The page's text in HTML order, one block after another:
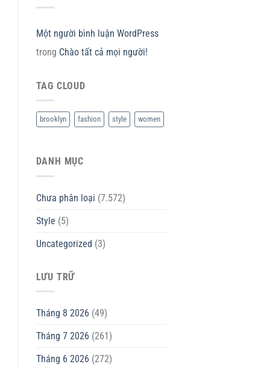
Một người bình luận WordPress
trong Chào tất cả mọi người!
TAG CLOUD
brooklyn fashion style women
DANH MỤC
Chưa phân loại (7.572)
Style (5)
Uncategorized (3)
LƯU TRỮ
Tháng 8 2026 (49)
Tháng 7 2026 (261)
Tháng 6 2026 (272)